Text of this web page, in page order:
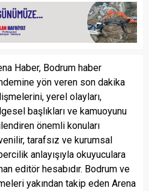
Haber, Bodrum haber
yön veren son dakika
yerel olayları,
başlıkları ve kamuoyunu
önemli konuları
tarafsız ve kurumsal
anlayışıyla okuyuculara
editör hesabıdır. Bodrum ve
yakından takip eden Arena